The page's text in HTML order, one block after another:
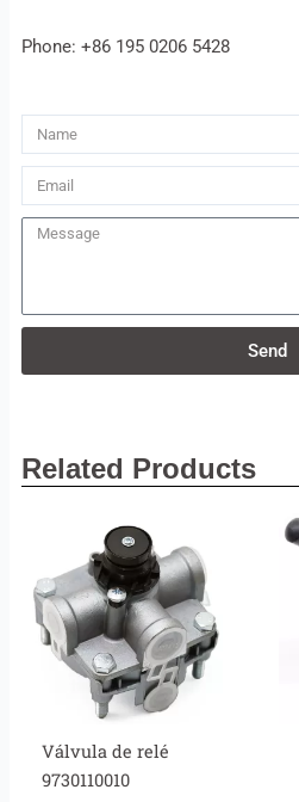
Phone: +86 195 0206 5428
Name
Email
Message
Send
Related Products
Válvula de relé
9730110010